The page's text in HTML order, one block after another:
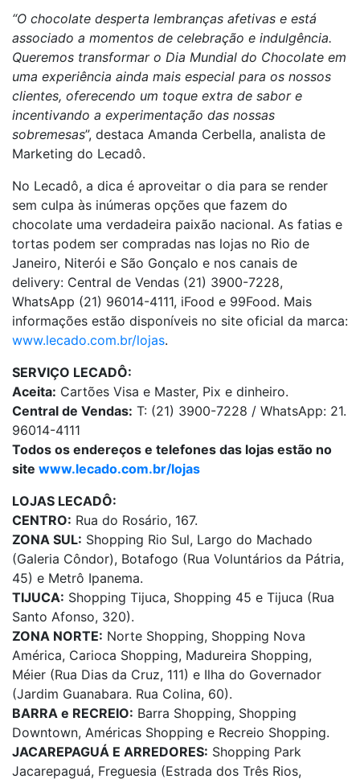
“O chocolate desperta lembranças afetivas e está
associado a momentos de celebração e indulgência.
Queremos transformar o Dia Mundial do Chocolate em
uma experiência ainda mais especial para os nossos
clientes, oferecendo um toque extra de sabor e
incentivando a experimentação das nossas
sobremesas”, destaca Amanda Cerbella, analista de
Marketing do Lecadô.
No Lecadô, a dica é aproveitar o dia para se render
sem culpa às inúmeras opções que fazem do
chocolate uma verdadeira paixão nacional. As fatias e
tortas podem ser compradas nas lojas no Rio de
Janeiro, Niterói e São Gonçalo e nos canais de
delivery: Central de Vendas (21) 3900-7228,
WhatsApp (21) 96014-4111, iFood e 99Food. Mais
informações estão disponíveis no site oficial da marca:
www.lecado.com.br/lojas.
SERVIÇO LECADÔ:
Aceita: Cartões Visa e Master, Pix e dinheiro.
Central de Vendas: T: (21) 3900-7228 / WhatsApp: 21.
96014-4111
Todos os endereços e telefones das lojas estão no
site www.lecado.com.br/lojas
LOJAS LECADÔ:
CENTRO: Rua do Rosário, 167.
ZONA SUL: Shopping Rio Sul, Largo do Machado
(Galeria Côndor), Botafogo (Rua Voluntários da Pátria,
45) e Metrô Ipanema.
TIJUCA: Shopping Tijuca, Shopping 45 e Tijuca (Rua
Santo Afonso, 320).
ZONA NORTE: Norte Shopping, Shopping Nova
América, Carioca Shopping, Madureira Shopping,
Méier (Rua Dias da Cruz, 111) e Ilha do Governador
(Jardim Guanabara. Rua Colina, 60).
BARRA e RECREIO: Barra Shopping, Shopping
Downtown, Américas Shopping e Recreio Shopping.
JACAREPAGUÁ E ARREDORES: Shopping Park
Jacarepaguá, Freguesia (Estrada dos Três Rios,